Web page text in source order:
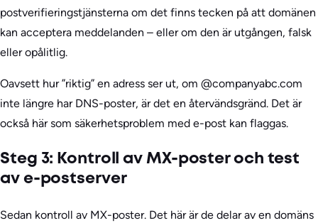
postverifieringstjänsterna om det finns tecken på att domänen
kan acceptera meddelanden – eller om den är utgången, falsk
eller opålitlig.
Oavsett hur ”riktig” en adress ser ut, om @companyabc.com
inte längre har DNS-poster, är det en återvändsgränd. Det är
också här som säkerhetsproblem med e-post kan flaggas.
Steg 3: Kontroll av MX-poster och test
av e-postserver
Sedan kontroll av MX-poster. Det här är de delar av en domäns